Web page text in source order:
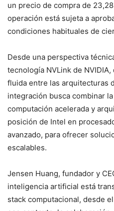
un precio de compra de
operación está sujeta a
condiciones habituales de
Desde una perspectiva
tecnología NVLink de
fluida entre las arquitecturas
integración busca combinar
computación acelerada y
posición de Intel en
avanzado, para ofrecer
escalables.
Jensen Huang, fundador y
inteligencia artificial está
stack computacional, desde